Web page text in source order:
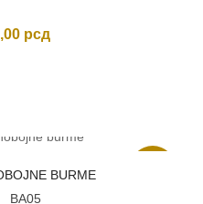
рсд
BURME
BA05